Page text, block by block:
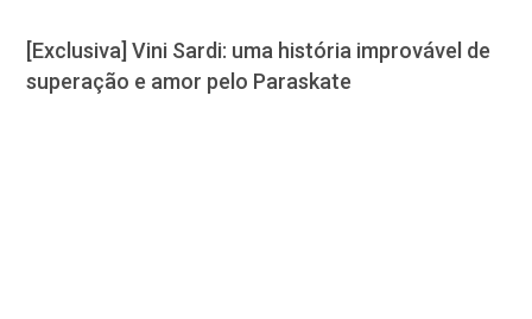
[Exclusiva] Vini Sardi: uma história improvável de
superação e amor pelo Paraskate